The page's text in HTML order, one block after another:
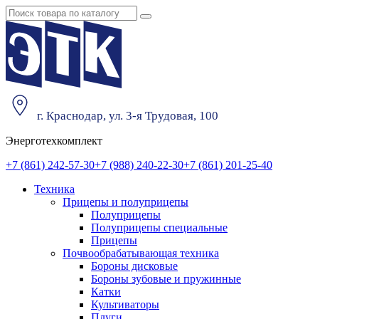
г. Краснодар, ул. 3-я Трудовая, 100
Энерготехкомплект
+7 (861) 242-57-30+7 (988) 240-22-30+7 (861) 201-25-40
Техника
Прицепы и полуприцепы
Полуприцепы
Полуприцепы специальные
Прицепы
Почвообрабатывающая техника
Бороны дисковые
Бороны зубовые и пружинные
Катки
Культиваторы